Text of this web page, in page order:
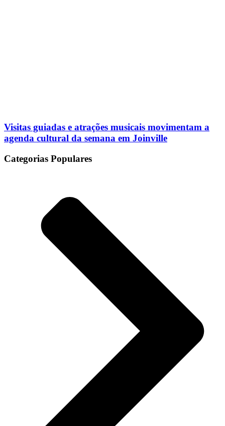
Visitas guiadas e atrações musicais movimentam a
agenda cultural da semana em Joinville
Categorias Populares